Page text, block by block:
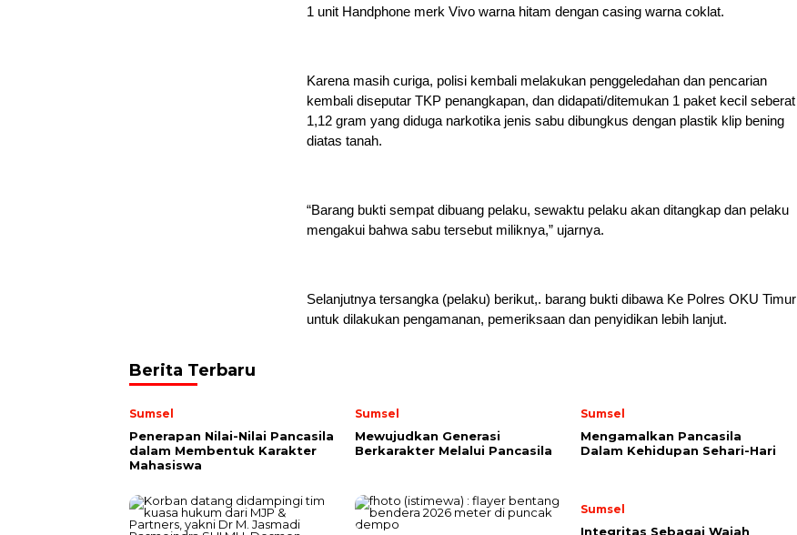
1 unit Handphone merk Vivo warna hitam dengan casing warna coklat.
Karena masih curiga, polisi kembali melakukan penggeledahan dan pencarian
kembali diseputar TKP penangkapan, dan didapati/ditemukan 1 paket kecil seberat
1,12 gram yang diduga narkotika jenis sabu dibungkus dengan plastik klip bening
diatas tanah.
“Barang bukti sempat dibuang pelaku, sewaktu pelaku akan ditangkap dan pelaku
mengakui bahwa sabu tersebut miliknya,” ujarnya.
Selanjutnya tersangka (pelaku) berikut,. barang bukti dibawa Ke Polres OKU Timur
untuk dilakukan pengamanan, pemeriksaan dan penyidikan lebih lanjut.
Berita Terbaru
Sumsel
Penerapan Nilai-Nilai Pancasila
dalam Membentuk Karakter
Mahasiswa
Sumsel
Mewujudkan Generasi
Berkarakter Melalui Pancasila
Sumsel
Mengamalkan Pancasila
Dalam Kehidupan Sehari-Hari
Sumsel
Integritas Sebagai Wajah